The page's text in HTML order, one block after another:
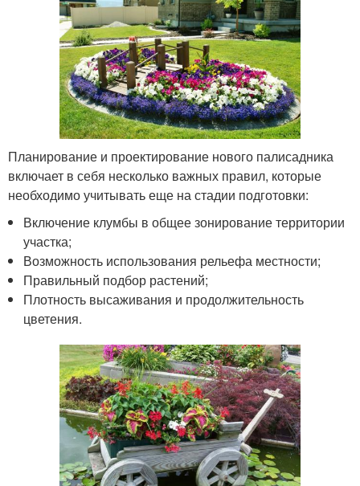
Планирование и проектирование нового палисадника
включает в себя несколько важных правил, которые
необходимо учитывать еще на стадии подготовки:
Включение клумбы в общее зонирование территории
участка;
Возможность использования рельефа местности;
Правильный подбор растений;
Плотность высаживания и продолжительность
цветения.